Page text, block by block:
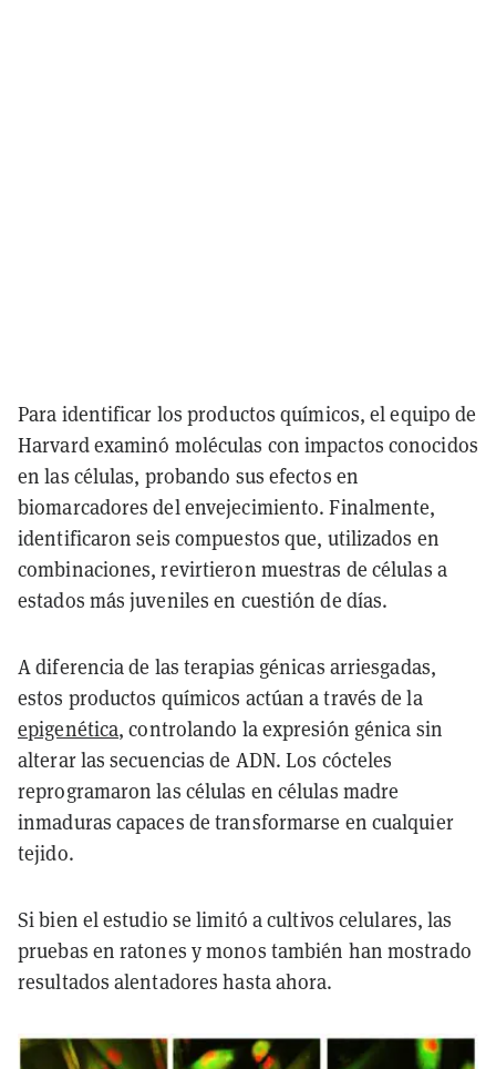
Para identificar los productos químicos, el equipo de
Harvard examinó moléculas con impactos conocidos
en las células, probando sus efectos en
biomarcadores del envejecimiento. Finalmente,
identificaron seis compuestos que, utilizados en
combinaciones, revirtieron muestras de células a
estados más juveniles en cuestión de días.
A diferencia de las terapias génicas arriesgadas,
estos productos químicos actúan a través de la
epigenética, controlando la expresión génica sin
alterar las secuencias de ADN. Los cócteles
reprogramaron las células en células madre
inmaduras capaces de transformarse en cualquier
tejido.
Si bien el estudio se limitó a cultivos celulares, las
pruebas en ratones y monos también han mostrado
resultados alentadores hasta ahora.